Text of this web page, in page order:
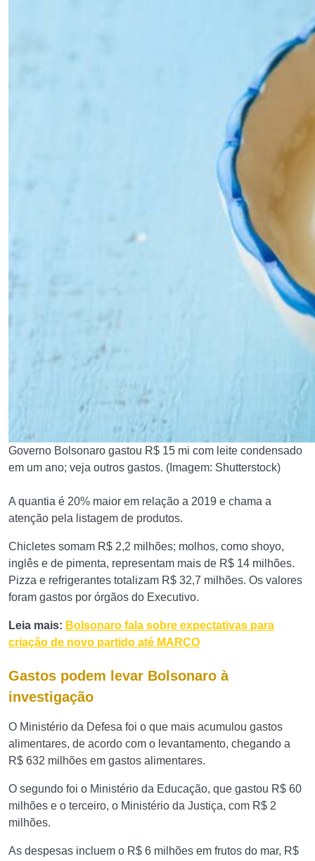
Governo Bolsonaro gastou R$ 15 mi com leite condensado
em um ano; veja outros gastos. (Imagem: Shutterstock)
A quantia é 20% maior em relação a 2019 e chama a
atenção pela listagem de produtos.
Chicletes somam R$ 2,2 milhões; molhos, como shoyo,
inglês e de pimenta, representam mais de R$ 14 milhões.
Pizza e refrigerantes totalizam R$ 32,7 milhões. Os valores
foram gastos por órgãos do Executivo.
Leia mais: Bolsonaro fala sobre expectativas para
criação de novo partido até MARÇO
Gastos podem levar Bolsonaro à
investigação
O Ministério da Defesa foi o que mais acumulou gastos
alimentares, de acordo com o levantamento, chegando a
R$ 632 milhões em gastos alimentares.
O segundo foi o Ministério da Educação, que gastou R$ 60
milhões e o terceiro, o Ministério da Justiça, com R$ 2
milhões.
As despesas incluem o R$ 6 milhões em frutos do mar, R$